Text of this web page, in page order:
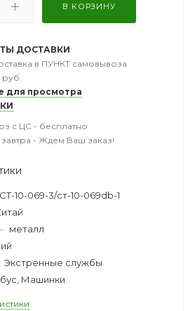
В КОРЗИНУ
ДОСТАВКИ
в ПУНКТ самовывоза
руб.
для просмотра
с ЦС - бесплатно
завтра - Ждем Ваш заказ!
СТ-10-069-3/ст-10-069db-1
металл
Экстренные службы
Машинки